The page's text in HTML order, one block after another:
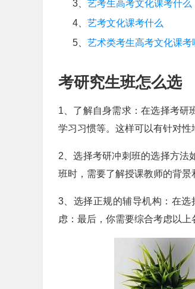
3、 艺考生高考文化课考什么
4、 艺考文化课考什么
5、 艺术类考生高考文化课考
考研究生班怎么选
1、了解自身需求：在选择考研
学习习惯等。这样可以有针对性
2、选择考研冲刺班的选择方法
班时，需要了解授课教师的背景
3、选择正规的辅导机构：在
虑：最后，你需要综合考虑以上